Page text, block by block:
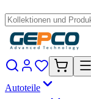
Autoteile